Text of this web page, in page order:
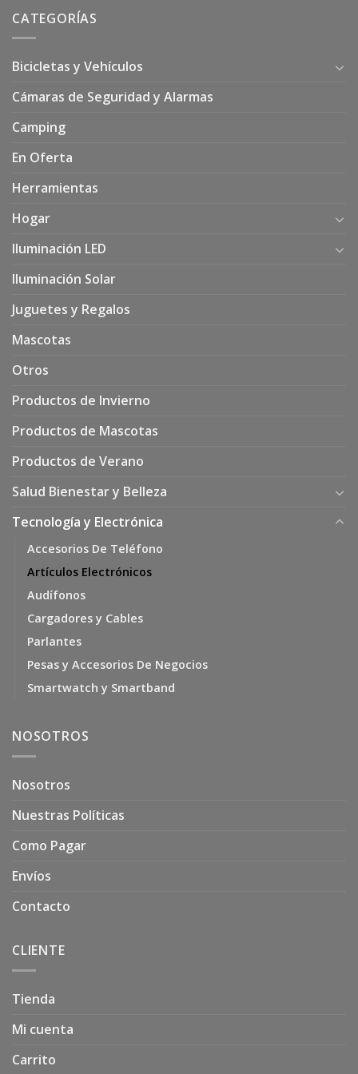
CATEGORÍAS
Bicicletas y Vehículos
Cámaras de Seguridad y Alarmas
Camping
En Oferta
Herramientas
Hogar
Iluminación LED
Iluminación Solar
Juguetes y Regalos
Mascotas
Otros
Productos de Invierno
Productos de Mascotas
Productos de Verano
Salud Bienestar y Belleza
Tecnología y Electrónica
Accesorios De Teléfono
Artículos Electrónicos
Audífonos
Cargadores y Cables
Parlantes
Pesas y Accesorios De Negocios
Smartwatch y Smartband
NOSOTROS
Nosotros
Nuestras Políticas
Como Pagar
Envíos
Contacto
CLIENTE
Tienda
Mi cuenta
Carrito